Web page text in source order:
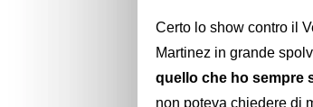
Certo lo show contro il
Martinez in grande
quello che ho sempre
non poteva chiedere di